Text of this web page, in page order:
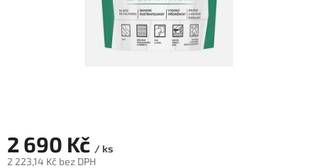
2 690 Kč / ks
2 223,14 Kč bez DPH